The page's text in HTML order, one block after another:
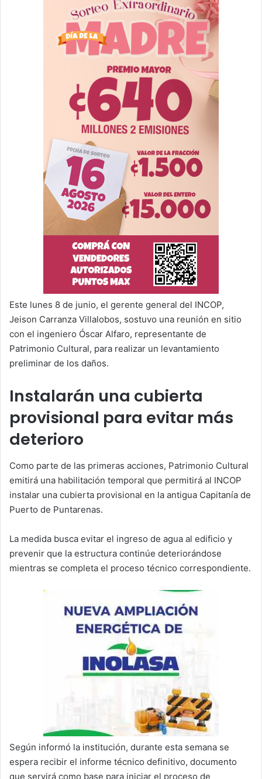
Este lunes 8 de junio, el gerente general del INCOP,
Jeison Carranza Villalobos, sostuvo una reunión en sitio
con el ingeniero Óscar Alfaro, representante de
Patrimonio Cultural, para realizar un levantamiento
preliminar de los daños.
Instalarán una cubierta
provisional para evitar más
deterioro
Como parte de las primeras acciones, Patrimonio Cultural
emitirá una habilitación temporal que permitirá al INCOP
instalar una cubierta provisional en la antigua Capitanía de
Puerto de Puntarenas.
La medida busca evitar el ingreso de agua al edificio y
prevenir que la estructura continúe deteriorándose
mientras se completa el proceso técnico correspondiente.
Según informó la institución, durante esta semana se
espera recibir el informe técnico definitivo, documento
que servirá como base para iniciar el proceso de